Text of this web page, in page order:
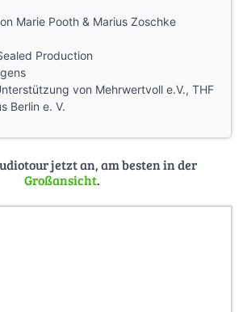
Marie Pooth & Marius Zoschke
Production
von Mehrwertvoll e.V., THF
Berlin e. V.
jetzt an, am besten in der
Großansicht.